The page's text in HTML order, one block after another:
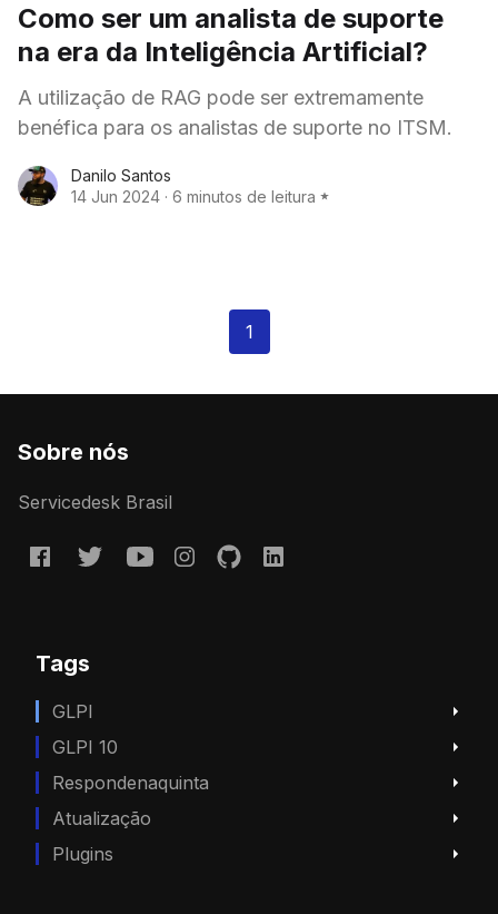
Como ser um analista de suporte
na era da Inteligência Artificial?
A utilização de RAG pode ser extremamente
benéfica para os analistas de suporte no ITSM.
Danilo Santos
14 Jun 2024 · 6 minutos de leitura
1
Sobre nós
Servicedesk Brasil
Tags
GLPI
GLPI 10
Respondenaquinta
Atualização
Plugins